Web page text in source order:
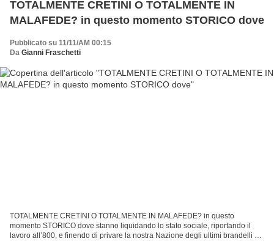
TOTALMENTE CRETINI O TOTALMENTE IN
MALAFEDE? in questo momento STORICO dove
Pubblicato su 11/11/AM 00:15
Da Gianni Fraschetti
TOTALMENTE CRETINI O TOTALMENTE IN MALAFEDE? in questo
momento STORICO dove stanno liquidando lo stato sociale, riportando il
lavoro all’800, e finendo di privare la nostra Nazione degli ultimi brandelli di